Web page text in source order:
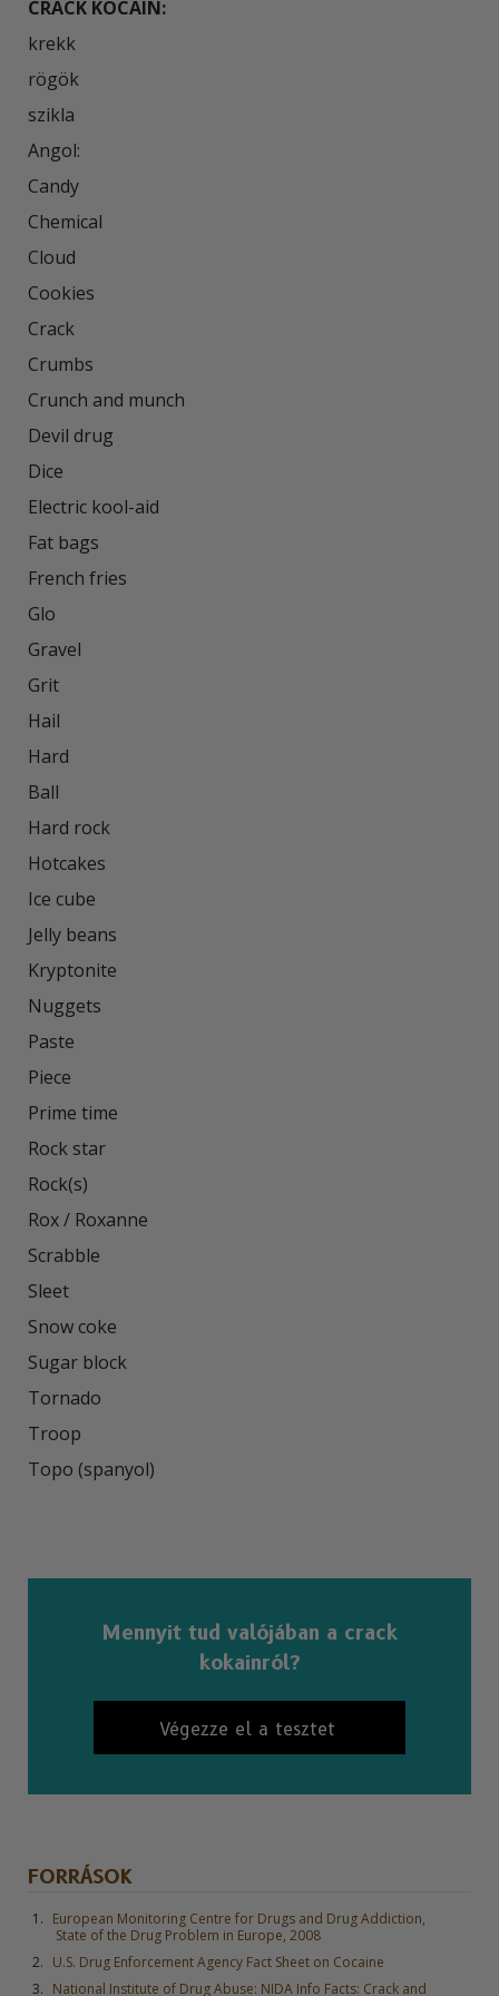
CRACK KOCAIN:
krekk
rögök
szikla
Angol:
Candy
Chemical
Cloud
Cookies
Crack
Crumbs
Crunch and munch
Devil drug
Dice
Electric kool-aid
Fat bags
French fries
Glo
Gravel
Grit
Hail
Hard
Ball
Hard rock
Hotcakes
Ice cube
Jelly beans
Kryptonite
Nuggets
Paste
Piece
Prime time
Rock star
Rock(s)
Rox / Roxanne
Scrabble
Sleet
Snow coke
Sugar block
Tornado
Troop
Topo (spanyol)
Mennyit tud valójában a crack
kokainról?
Végezze el a tesztet
FORRÁSOK
European Monitoring Centre for Drugs and Drug Addiction,
State of the Drug Problem in Europe, 2008
U.S. Drug Enforcement Agency Fact Sheet on Cocaine
National Institute of Drug Abuse: NIDA Info Facts: Crack and